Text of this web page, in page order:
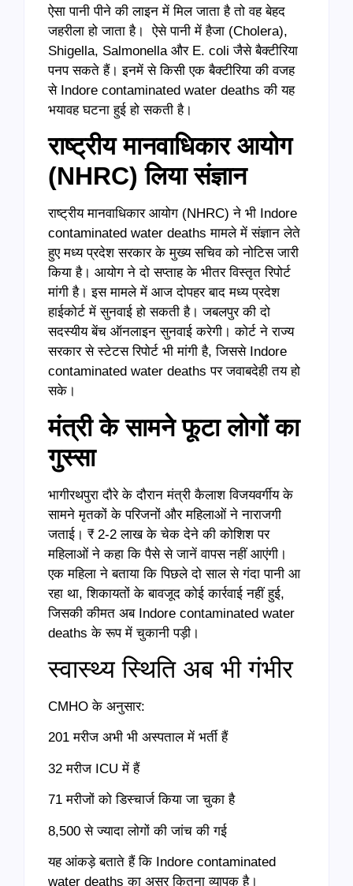
ऐसा पानी पीने की लाइन में मिल जाता है तो वह बेहद
जहरीला हो जाता है। ऐसे पानी में हैजा (Cholera),
Shigella, Salmonella और E. coli जैसे बैक्टीरिया
पनप सकते हैं। इनमें से किसी एक बैक्टीरिया की वजह
से Indore contaminated water deaths की यह
भयावह घटना हुई हो सकती है।
राष्ट्रीय मानवाधिकार आयोग
(NHRC)लिया संज्ञान
राष्ट्रीय मानवाधिकार आयोग (NHRC) ने भी Indore
contaminated water deaths मामले में संज्ञान लेते
हुए मध्य प्रदेश सरकार के मुख्य सचिव को नोटिस जारी
किया है। आयोग ने दो सप्ताह के भीतर विस्तृत रिपोर्ट
मांगी है। इस मामले में आज दोपहर बाद मध्य प्रदेश
हाईकोर्ट में सुनवाई हो सकती है। जबलपुर की दो
सदस्यीय बेंच ऑनलाइन सुनवाई करेगी। कोर्ट ने राज्य
सरकार से स्टेटस रिपोर्ट भी मांगी है, जिससे Indore
contaminated water deaths पर जवाबदेही तय हो
सके।
मंत्री के सामने फूटा लोगों का
गुस्सा
भागीरथपुरा दौरे के दौरान मंत्री कैलाश विजयवर्गीय के
सामने मृतकों के परिजनों और महिलाओं ने नाराजगी
जताई। ₹ 2-2 लाख के चेक देने की कोशिश पर
महिलाओं ने कहा कि पैसे से जानें वापस नहीं आएंगी।
एक महिला ने बताया कि पिछले दो साल से गंदा पानी आ
रहा था, शिकायतों के बावजूद कोई कार्रवाई नहीं हुई,
जिसकी कीमत अब Indore contaminated water
deaths के रूप में चुकानी पड़ी।
स्वास्थ्य स्थिति अब भी गंभीर
CMHO के अनुसार:
201 मरीज अभी भी अस्पताल में भर्ती हैं
32 मरीज ICU में हैं
71 मरीजों को डिस्चार्ज किया जा चुका है
8,500 से ज्यादा लोगों की जांच की गई
यह आंकड़े बताते हैं कि Indore contaminated
water deaths का असर कितना व्यापक है।